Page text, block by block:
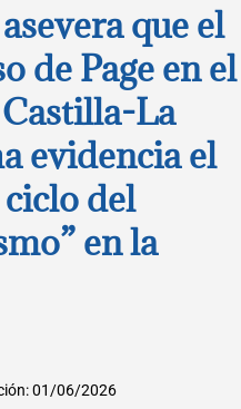
que el
de Page en el
La
evidencia el
del
en la
01/06/2026